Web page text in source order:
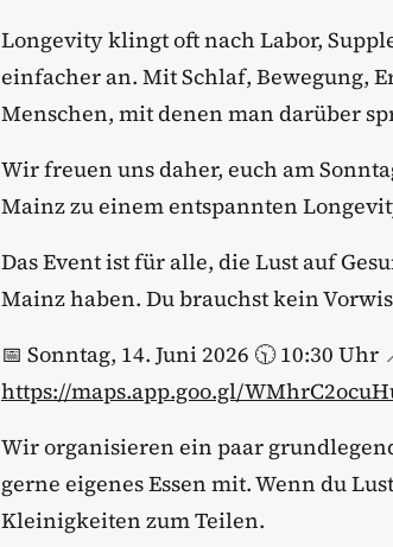
​Longevity klingt oft nach Labor,
einfacher an. Mit Schlaf, Bewegung,
Menschen, mit denen man darüber
​Wir freuen uns daher, euch am
Mainz zu einem entspannten
​Das Event ist für alle, die Lust auf
Mainz haben. Du brauchst kein
​📅 Sonntag, 14. Juni 2026 🕥 10:30
https://maps.app.goo.gl/
​Wir organisieren ein paar
gerne eigenes Essen mit. Wenn du
Kleinigkeiten zum Teilen.